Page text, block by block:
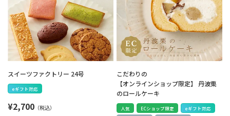
スイーツファクトリー 24号
eギフト対応
¥2,700
こだわりの
【オンラインショップ限定】 丹波栗
のロールケーキ
人気 ECショップ限定
eギフト対応